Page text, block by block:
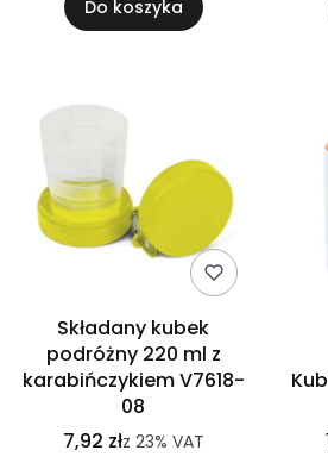
Do koszyka
Składany kubek
podróżny 220 ml z
karabińczykiem V7618-
08
7,92 złz 23% VAT